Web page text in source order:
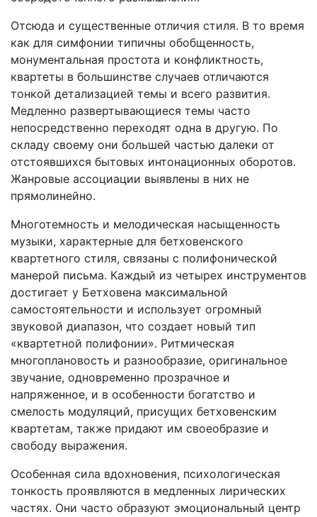
Отсюда и существенные отличия стиля. В то время
как для симфонии типичны обобщенность,
монументальная простота и конфликтность,
квартеты в большинстве случаев отличаются
тонкой детализацией темы и всего развития.
Медленно развертывающиеся темы часто
непосредственно переходят одна в другую. По
складу своему они большей частью далеки от
отстоявшихся бытовых интонационных оборотов.
Жанровые ассоциации выявлены в них не
прямолинейно.
Многотемность и мелодическая насыщенность
музыки, характерные для бетховенского
квартетного стиля, связаны с полифонической
манерой письма. Каждый из четырех инструментов
дости­гает у Бетховена максимальной
самостоятельности и использует огромный
звуковой диапазон, что создает новый тип
«квартетной полифонии». Ритмическая
многоплановость и разнообразие, ориги­нальное
звучание, одновременно прозрачное и
напряженное, и в особенности богатство и
смелость модуляций, присущих бетховенским
квартетам, также придают им своеобразие и
свободу выра­жения.
Особенная сила вдохновения, психологическая
тонкость про­являются в медленных лирических
частях. Они часто образуют эмоциональный центр